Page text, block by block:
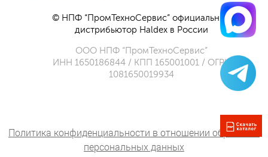
© НПФ “ПромТехноСервис” официальный
дистрибьютор Haldex в России
ООО НПФ “ПромТехноСервис”
ИНН 1650186844 / КПП 165001001 / ОГРН
1081650019934
Политика конфиденциальности в отношении обработки
персональных данных